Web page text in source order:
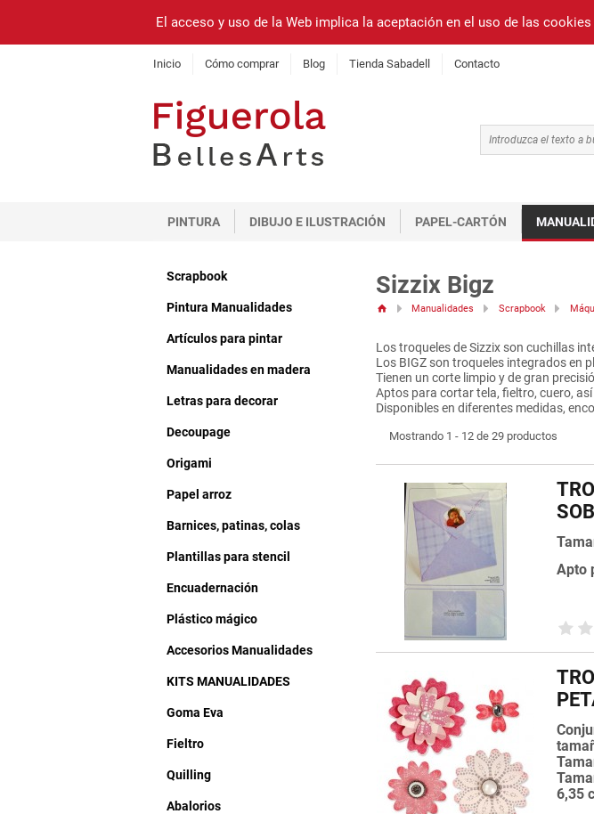
El acceso y uso de la Web implica la aceptación en el uso de las
Inicio Cómo comprar Blog Tienda Sabadell Contacto
PINTURA DIBUJO E ILUSTRACIÓN PAPEL-CARTÓN
Scrapbook
Pintura Manualidades
Artículos para pintar
Manualidades en madera
Letras para decorar
Decoupage
Origami
Papel arroz
Barnices, patinas, colas
Plantillas para stencil
Encuadernación
Plástico mágico
Accesorios Manualidades
KITS MANUALIDADES
Goma Eva
Fieltro
Quilling
Abalorios
Sizzix Bigz
Manualidades Scrapbook
Los troqueles de Sizzix son cuchillas
Los BIGZ son troqueles integrados en
Tienen un corte limpio y de gran
Aptos para cortar tela, fieltro, cuero,
Disponibles en diferentes medidas,
Mostrando 1 - 12 de 29 productos
Apto
6,35